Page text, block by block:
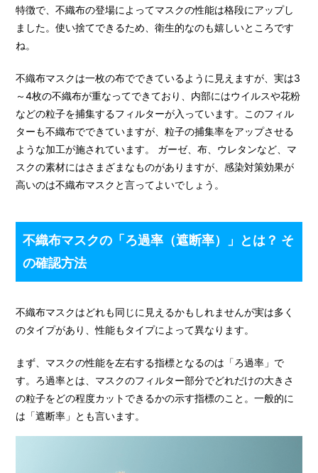
特徴で、不織布の登場によってマスクの性能は格段にアップし
ました。使い捨てできるため、衛生的なのも嬉しいところです
ね。
不織布マスクは一枚の布でできているように見えますが、実は3
～4枚の不織布が重なってできており、内部にはウイルスや花粉
などの粒子を捕集するフィルターが入っています。このフィル
ターも不織布でできていますが、粒子の捕集率をアップさせる
ような加工が施されています。 ガーゼ、布、ウレタンなど、マ
スクの素材にはさまざまなものがありますが、感染対策効果が
高いのは不織布マスクと言ってよいでしょう。
不織布マスクの「ろ過率（遮断率）」とは？ そ
の確認方法
不織布マスクはどれも同じに見えるかもしれませんが実は多く
のタイプがあり、性能もタイプによって異なります。
まず、マスクの性能を左右する指標となるのは「ろ過率」で
す。ろ過率とは、マスクのフィルター部分でどれだけの大きさ
の粒子をどの程度カットできるかの示す指標のこと。一般的に
は「遮断率」とも言います。